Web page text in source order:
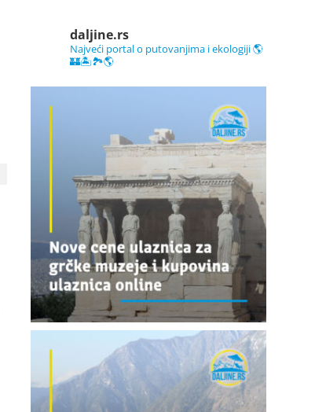
daljine.rs
Najveći portal o putovanjima i ekologiji 🌎
🏰🏝️🏞️🌎